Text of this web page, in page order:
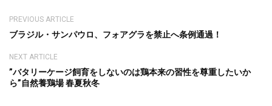
PREVIOUS ARTICLE
ブラジル・サンパウロ、フォアグラを禁止へ条例通過！
NEXT ARTICLE
”バタリーケージ飼育をしないのは鶏本来の習性を尊重したいか
ら”自然養鶏場 春夏秋冬